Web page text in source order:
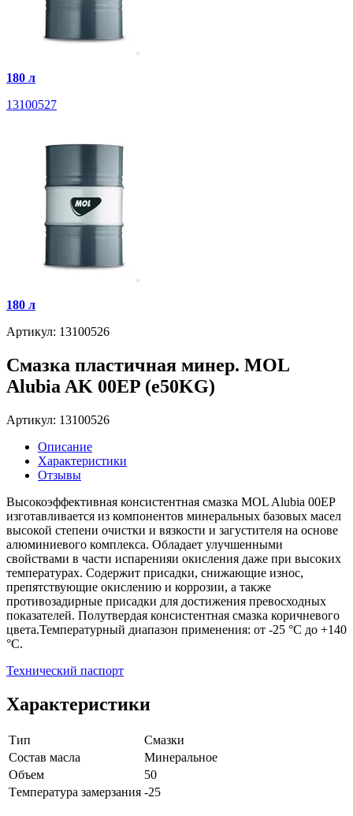
180 л
13100527
180 л
Артикул: 13100526
Смазка пластичная минер. MOL
Alubia AK 00EP (e50KG)
Артикул: 13100526
Описание
Характеристики
Отзывы
Высокоэффективная консистентная смазка MOL Alubia 00EP
изготавливается из компонентов минеральных базовых масел
высокой степени очистки и вязкости и загустителя на основе
алюминиевого комплекса. Обладает улучшенными
свойствами в части испаренияи окисления даже при высоких
температурах. Содержит присадки, снижающие износ,
препятствующие окислению и коррозии, а также
противозадирные присадки для достижения превосходных
показателей. Полутвердая консистентная смазка коричневого
цвета.Температурный диапазон применения: от -25 °C до +140
°C.
Технический паспорт
Характеристики
Тип
Смазки
Состав масла
Минеральное
Объем
50
Tемпература замерзания -25